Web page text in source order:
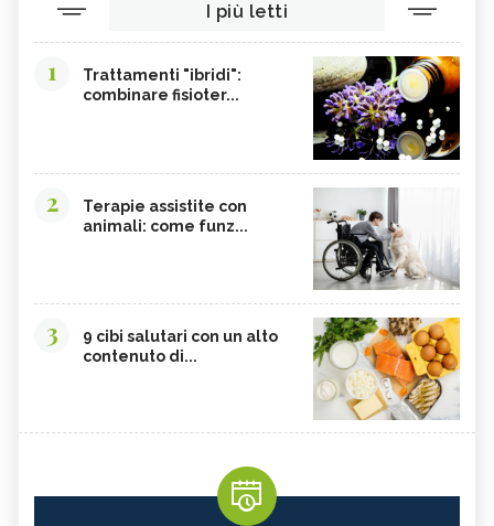
I più letti
1
Trattamenti "ibridi":
combinare fisioter...
2
Terapie assistite con
animali: come funz...
3
9 cibi salutari con un alto
contenuto di...